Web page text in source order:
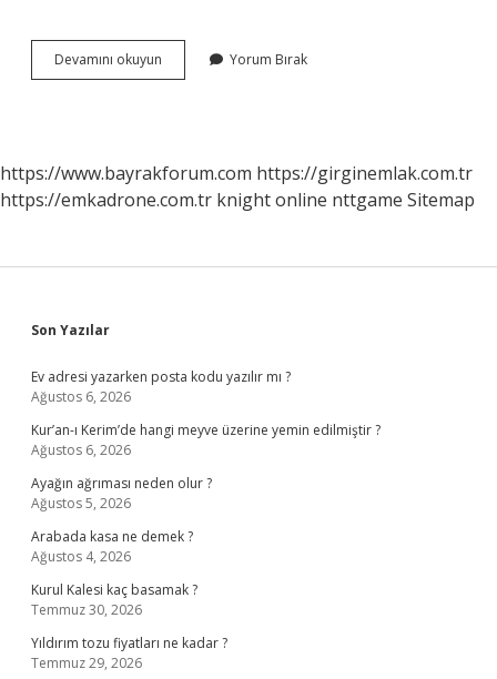
Devamını okuyun
Neyle
Yorum Bırak
https://www.bayrakforum.com https://girginemlak.com.tr
https://emkadrone.com.tr knight online nttgame Sitemap
Sidebar
Son Yazılar
Ev adresi yazarken posta kodu yazılır mı ?
Ağustos 6, 2026
Kur’an-ı Kerim’de hangi meyve üzerine yemin edilmiştir ?
Ağustos 6, 2026
Ayağın ağrıması neden olur ?
Ağustos 5, 2026
Arabada kasa ne demek ?
Ağustos 4, 2026
Kurul Kalesi kaç basamak ?
Temmuz 30, 2026
Yıldırım tozu fiyatları ne kadar ?
Temmuz 29, 2026